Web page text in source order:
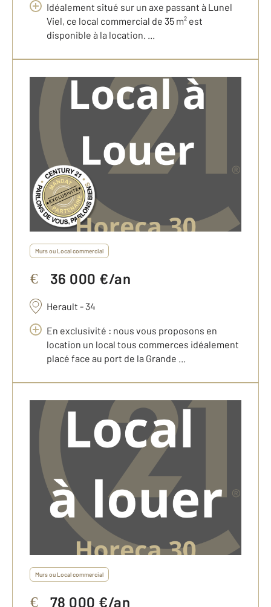
Idéalement situé sur un axe passant à Lunel
Viel, ce local commercial de 35 m² est
disponible à la location. ...
Murs ou Local commercial
€ 36 000 €/an
Herault - 34
En exclusivité : nous vous proposons en
location un local tous commerces idéalement
placé face au port de la Grande ...
Murs ou Local commercial
€ 78 000 €/an